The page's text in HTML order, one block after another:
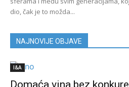
dio, čak je to možda...
NAJNOVIJE OBJAVE
I&A
Domaća vina bez